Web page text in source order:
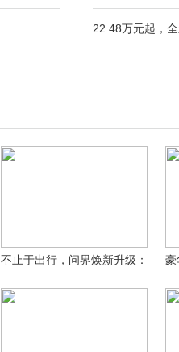
22.48万元起，
不止于出行，问界焕新升级：
豪